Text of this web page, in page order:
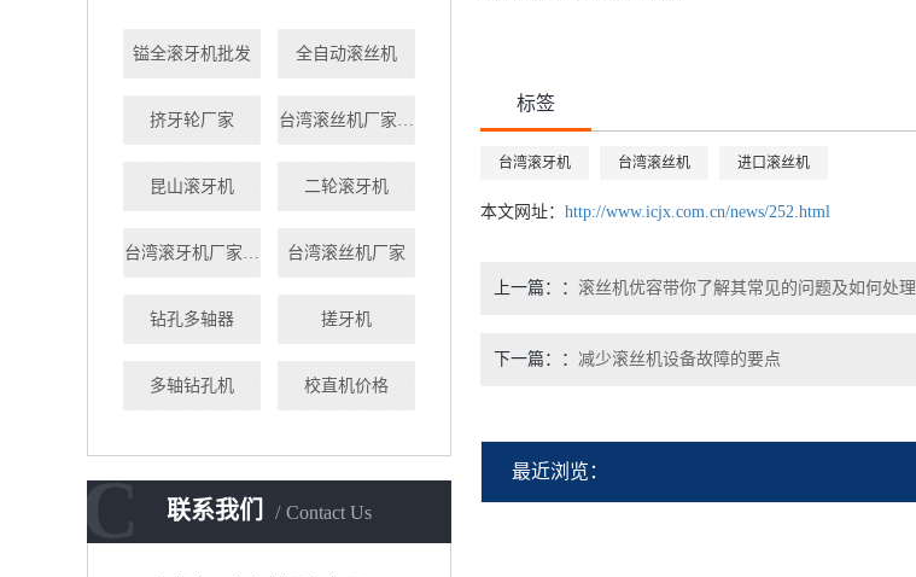
镒全滚牙机批发 全自动滚丝机
挤牙轮厂家 台湾滚丝机厂家直销
昆山滚牙机 二轮滚牙机
台湾滚牙机厂家直销 台湾滚丝机厂家
钻孔多轴器 搓牙机
多轴钻孔机 校直机价格
联系我们 Contact Us
C
标签
台湾滚牙机 台湾滚丝机 进口滚丝机
本文网址： http://www.icjx.com.cn/news/252.html
上一篇： 滚丝机优容带你了解其常见的问题及如何处理
下一篇： 减少滚丝机设备故障的要点
最近浏览：